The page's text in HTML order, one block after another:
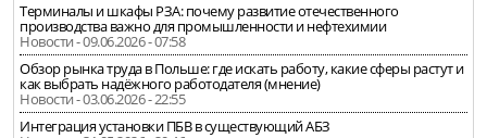
Терминалы и шкафы РЗА: почему развитие отечественного
производства важно для промышленности и нефтехимии
Новости - 09.06.2026 - 07:58
Обзор рынка труда в Польше: где искать работу, какие сферы растут и
как выбрать надёжного работодателя (мнение)
Новости - 03.06.2026 - 22:55
Интеграция установки ПБВ в существующий АБЗ